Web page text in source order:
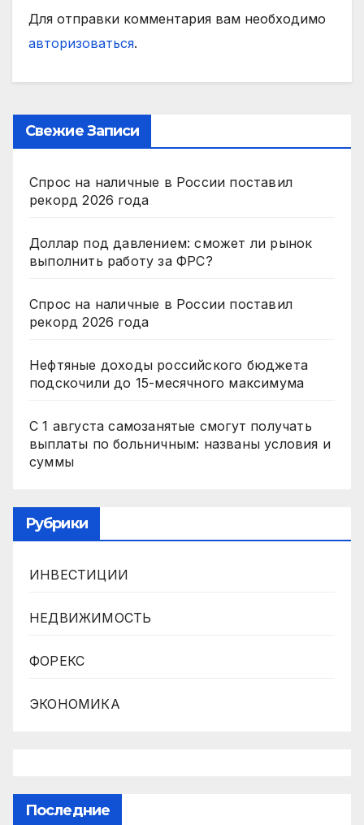
Для отправки комментария вам необходимо
авторизоваться.
Свежие Записи
Спрос на наличные в России поставил
рекорд 2026 года
Доллар под давлением: сможет ли рынок
выполнить работу за ФРС?
Спрос на наличные в России поставил
рекорд 2026 года
Нефтяные доходы российского бюджета
подскочили до 15-месячного максимума
С 1 августа самозанятые смогут получать
выплаты по больничным: названы условия и
суммы
Рубрики
ИНВЕСТИЦИИ
НЕДВИЖИМОСТЬ
ФОРЕКС
ЭКОНОМИКА
Последние